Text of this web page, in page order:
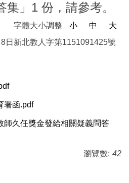
」1 份，請參考。
字體大小調整 小 中
大
日新北教人字第1151091425號
署函.pdf
師久任獎金發給相關疑義問答
瀏覽數: 42